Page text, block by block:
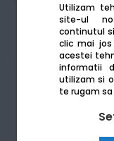
Utilizam
site-ul
continutul
clic mai
acestei
informatii
utilizam si
te rugam